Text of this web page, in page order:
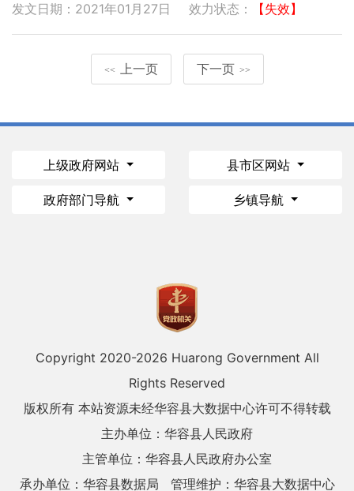
发文日期：2021年01月27日
效力状态： 【失效】
<< 上一页 下一页 >>
上级政府网站 县市区网站
政府部门导航 乡镇导航
Copyright 2020-2026 Huarong Government All
Rights Reserved
版权所有 本站资源未经华容县大数据中心许可不得转载
主办单位：华容县人民政府
主管单位：华容县人民政府办公室
承办单位：华容县数据局
管理维护：华容县大数据中心